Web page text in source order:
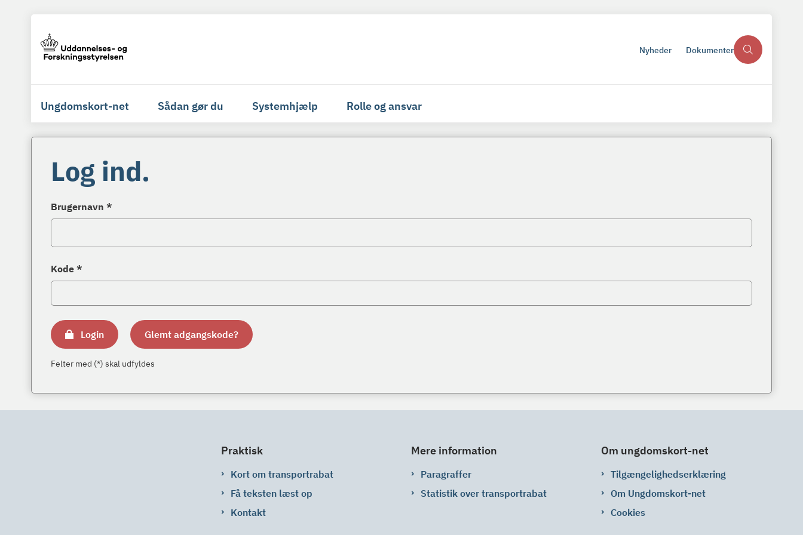
Nyheder Dokumenter
Ungdomskort-net Sådan gør du Systemhjælp Rolle og ansvar
Log ind.
Brugernavn *
Kode *
Login Glemt adgangskode?
Felter med (*) skal udfyldes
Praktisk
Kort om transportrabat
Få teksten læst op
Kontakt
Mere information
Paragraffer
Statistik over transportrabat
Om ungdomskort-net
Tilgængelighedserklæring
Om Ungdomskort-net
Cookies